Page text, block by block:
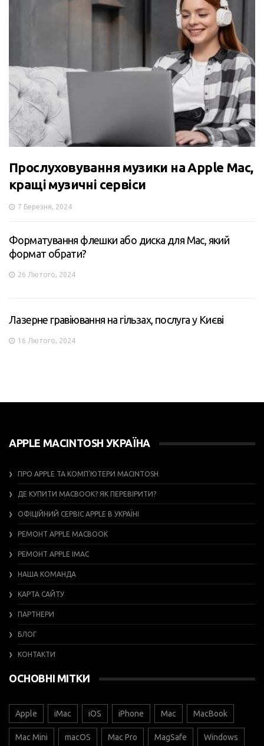
Прослуховування музики на Apple Mac,
кращі музичні сервіси
7 Березня, 2024
Форматування флешки або диска для Mac, який
формат обрати?
26 Лютого, 2024
Лазерне гравіювання на гільзах, послуга у Києві
16 Лютого, 2024
APPLE MACINTOSH УКРАЇНА
ПРО APPLE ТА КОМП’ЮТЕРИ MACINTOSH
ДЕ КУПИТИ MACBOOK? ЯК ПЕРЕВІРИТИ?
ОФІЦІЙНИЙ СЕРВІС APPLE В УКРАЇНІ
РЕМОНТ APPLE MACBOOK
РЕМОНТ APPLE IMAC
НАША КОМАНДА
КАРТА САЙТУ
ПАРТНЕРИ
БЛОГ
КОНТАКТИ
ОСНОВНІ МІТКИ
Apple iMac iOS iPhone Mac MacBook
Mac Mini macOS Mac Pro MagSafe Windows